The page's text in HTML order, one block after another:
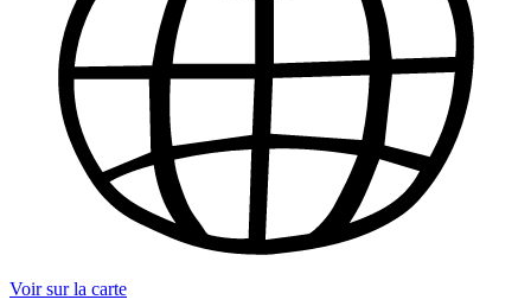
Voir sur la carte